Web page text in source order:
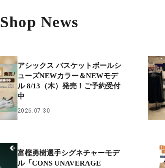
Shop News
アシックス バスケットボールシ
ューズNEWカラー＆NEWモデ
ル 8/13（木）発売！ご予約受付
中
2026.07.30
富樫勇樹選手シグネチャーモデ
ル「CONS UNAVERAGE